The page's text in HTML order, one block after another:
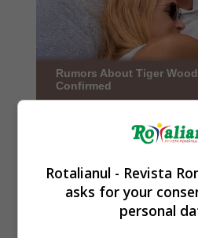
Rotalianul - Revista
asks for your
personal